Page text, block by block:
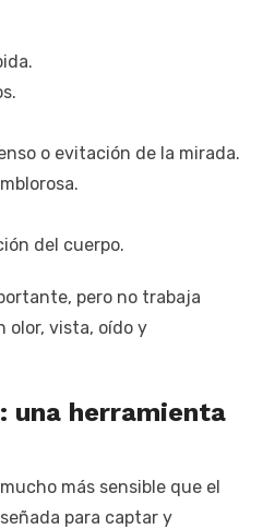
o evitación de la mirada.
del cuerpo.
pero no trabaja
olor, vista, oído y
una herramienta
más sensible que el
para captar y